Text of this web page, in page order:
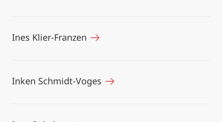
Ines Klier-Franzen
Inken Schmidt-Voges